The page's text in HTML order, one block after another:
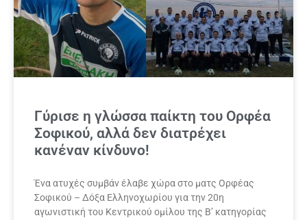
Γύρισε η γλώσσα παίκτη του Ορφέα
Σοφικού, αλλά δεν διατρέχει
κανέναν κίνδυνο!
Ένα ατυχές συμβάν έλαβε χώρα στο ματς Ορφέας
Σοφικού – Δόξα Ελληνοχωρίου για την 20η
αγωνιστική του Κεντρικού ομίλου της Β’ κατηγορίας